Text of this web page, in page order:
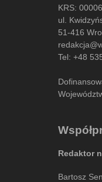
KRS:
ul.
51-416
Tel: +48
Redaktor
Bartosz